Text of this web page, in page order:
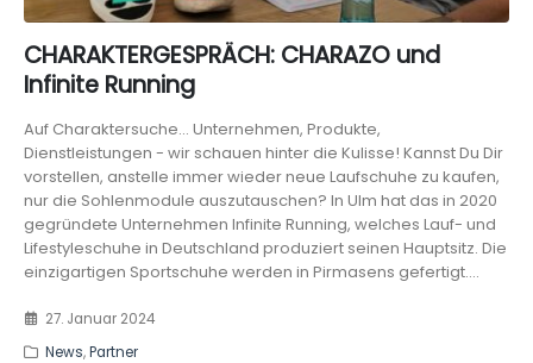
CHARAKTERGESPRÄCH: CHARAZO und
Infinite Running
Auf Charaktersuche... Unternehmen, Produkte,
Dienstleistungen - wir schauen hinter die Kulisse! Kannst Du Dir
vorstellen, anstelle immer wieder neue Laufschuhe zu kaufen,
nur die Sohlenmodule auszutauschen? In Ulm hat das in 2020
gegründete Unternehmen Infinite Running, welches Lauf- und
Lifestyleschuhe in Deutschland produziert seinen Hauptsitz. Die
einzigartigen Sportschuhe werden in Pirmasens gefertigt....
27. Januar 2024
News,Partner